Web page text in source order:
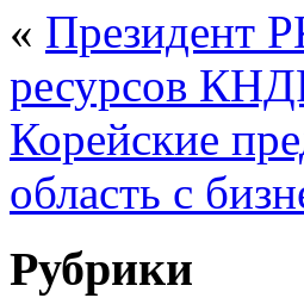
« Президент
ресурсов
Корейские
область с
Рубрики